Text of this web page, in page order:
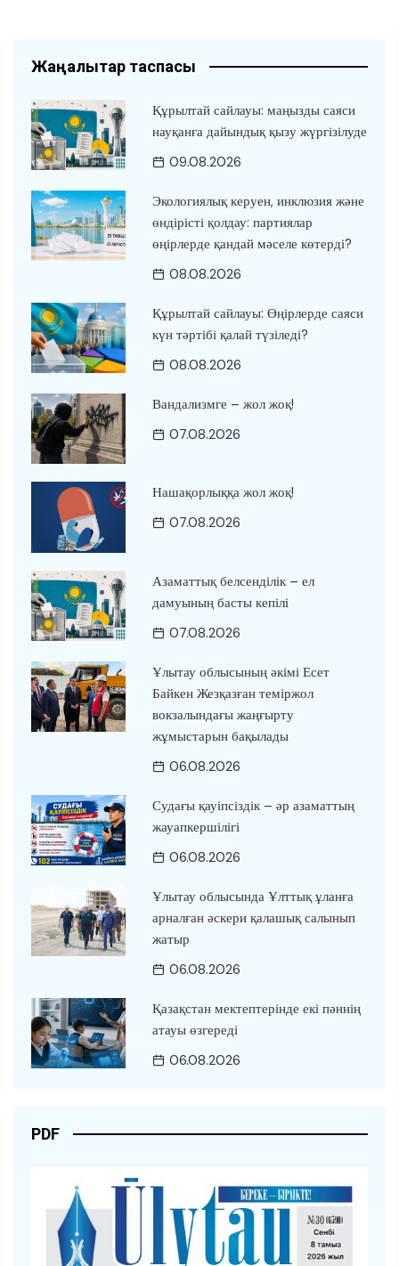
Жаңалықтар таспасы
Құрылтай сайлауы: маңызды саяси
науқанға дайындық қызу жүргізілуде
09.08.2026
Экологиялық керуен, инклюзия және
өндірісті қолдау: партиялар
өңірлерде қандай мәселе көтерді?
08.08.2026
Құрылтай сайлауы: Өңірлерде саяси
күн тәртібі қалай түзіледі?
08.08.2026
Вандализмге – жол жоқ!
07.08.2026
Нашақорлыққа жол жоқ!
07.08.2026
Азаматтық белсенділік – ел
дамуының басты кепілі
07.08.2026
Ұлытау облысының әкімі Есет
Байкен Жезқазған теміржол
вокзалындағы жаңғырту
жұмыстарын бақылады
06.08.2026
Судағы қауіпсіздік – әр азаматтың
жауапкершілігі
06.08.2026
Ұлытау облысында Ұлттық ұланға
арналған әскери қалашық салынып
жатыр
06.08.2026
Қазақстан мектептерінде екі пәннің
атауы өзгереді
06.08.2026
PDF